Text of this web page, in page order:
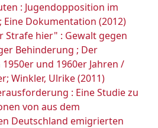
: Jugendopposition im
Dokumentation (2012)
Strafe hier" : Gewalt gegen
Behinderung ; Der
und 1960er Jahren /
Winkler, Ulrike (2011)
: Eine Studie zu
von aus dem
Deutschland emigrierten